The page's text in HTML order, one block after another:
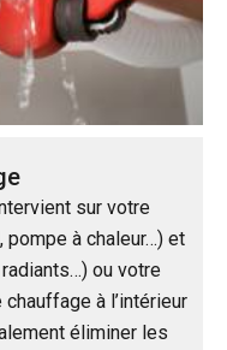
sur votre
pompe à chaleur…) et
ou votre
à l’intérieur
éliminer les